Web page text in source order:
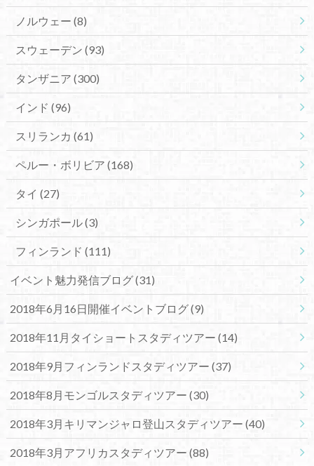
ノルウェー (8)
スウェーデン (93)
タンザニア (300)
インド (96)
スリランカ (61)
ペルー・ボリビア (168)
タイ (27)
シンガポール(3)
フィンランド (111)
イベント魅力発信ブログ(31)
2018年6月16日開催イベントブログ(9)
2018年11月タイショートスタディツアー (14)
2018年9月フィンランドスタディツアー (37)
2018年8月モンゴルスタディツアー (30)
2018年3月キリマンジャロ登山スタディツアー (40)
2018年3月アフリカスタディツアー (88)